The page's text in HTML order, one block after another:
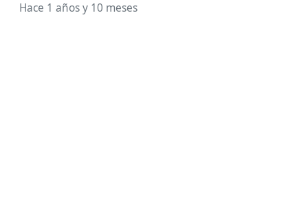
Hace 1 años y 10 meses